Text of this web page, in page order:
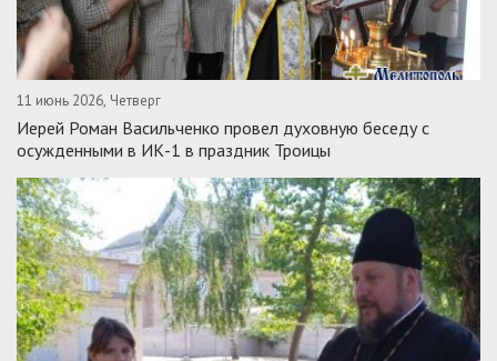
11 июнь 2026, Четверг
Иерей Роман Васильченко провел духовную беседу с
осужденными в ИК-1 в праздник Троицы